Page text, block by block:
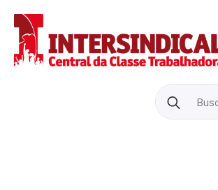
Search
for: